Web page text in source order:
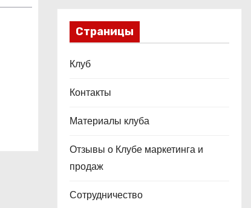
Страницы
Клуб
Контакты
Материалы клуба
Отзывы о Клубе маркетинга и
продаж
Сотрудничество